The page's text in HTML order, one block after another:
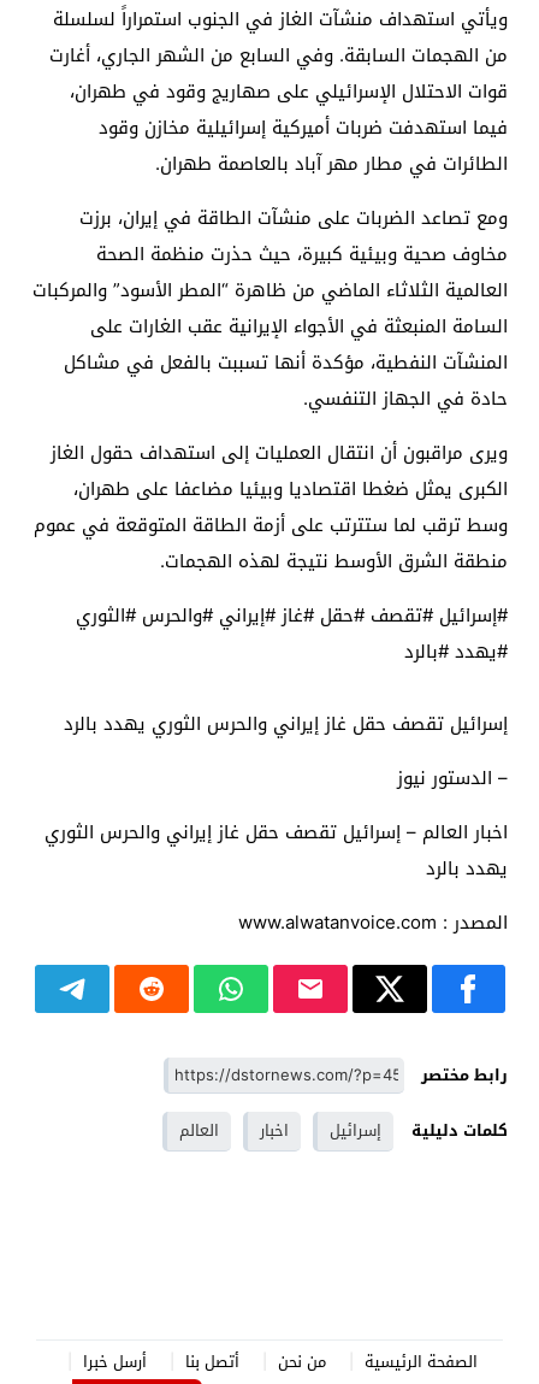
ويأتي استهداف منشآت الغاز في الجنوب استمراراً لسلسلة
من الهجمات السابقة. وفي السابع من الشهر الجاري، أغارت
قوات الاحتلال الإسرائيلي على صهاريج وقود في طهران،
فيما استهدفت ضربات أميركية إسرائيلية مخازن وقود
الطائرات في مطار مهر آباد بالعاصمة طهران.
ومع تصاعد الضربات على منشآت الطاقة في إيران، برزت
مخاوف صحية وبيئية كبيرة، حيث حذرت منظمة الصحة
العالمية الثلاثاء الماضي من ظاهرة “المطر الأسود” والمركبات
السامة المنبعثة في الأجواء الإيرانية عقب الغارات على
المنشآت النفطية، مؤكدة أنها تسببت بالفعل في مشاكل
حادة في الجهاز التنفسي.
ويرى مراقبون أن انتقال العمليات إلى استهداف حقول الغاز
الكبرى يمثل ضغطا اقتصاديا وبيئيا مضاعفا على طهران،
وسط ترقب لما ستترتب على أزمة الطاقة المتوقعة في عموم
منطقة الشرق الأوسط نتيجة لهذه الهجمات.
#إسرائيل #تقصف #حقل #غاز #إيراني #والحرس #الثوري
#يهدد #بالرد
إسرائيل تقصف حقل غاز إيراني والحرس الثوري يهدد بالرد
– الدستور نيوز
اخبار العالم – إسرائيل تقصف حقل غاز إيراني والحرس الثوري
يهدد بالرد
المصدر : www.alwatanvoice.com
رابط مختصر
كلمات دليلية
إسرائيل اخبار العالم
الصفحة الرئيسية من نحن أتصل بنا أرسل خبرا